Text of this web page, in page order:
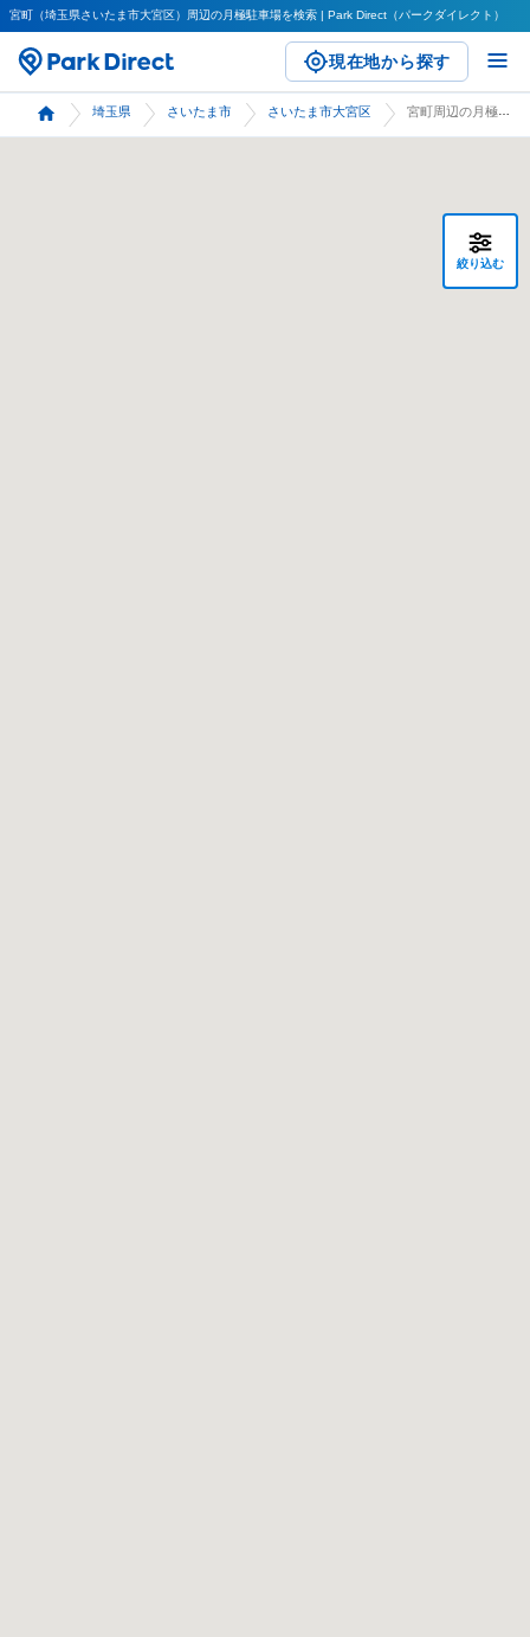
宮町（埼玉県さいたま市大宮区）周辺の月極駐車場を検索 | Park Direct（パークダイレクト）
現在地から探す
埼玉県 さいたま市 さいたま市大宮区
絞り込む